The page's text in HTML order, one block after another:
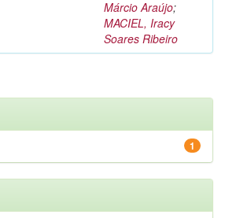
Márcio Araújo;
MACIEL, Iracy
Soares Ribeiro
1